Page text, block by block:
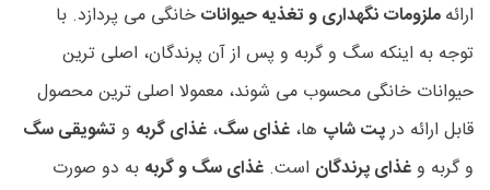
ارائهملزومات نگهداری و تغذیه حیواناتخانگی می پردازد. با
توجه به اینکه سگ و گربه و پس از آن پرندگان، اصلی ترین
حیوانات خانگی محسوب می شوند، معمولا اصلی ترین محصول
قابل ارائه درپت شاپ ها، غذای سگ، غذای گربه و تشویقی سگ
و گربه وغذای پرندگان است. غذای سگ و گربه به دو صورت